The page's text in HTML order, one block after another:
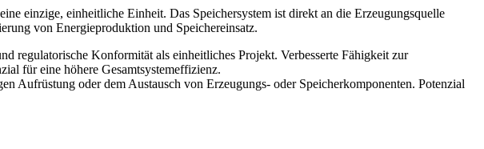
einzige, einheitliche Einheit. Das Speichersystem ist direkt an die Erzeugungsquelle
von Energieproduktion und Speichereinsatz.
regulatorische Konformität als einheitliches Projekt. Verbesserte Fähigkeit zur
für eine höhere Gesamtsystemeffizienz.
Aufrüstung oder dem Austausch von Erzeugungs- oder Speicherkomponenten. Potenzial